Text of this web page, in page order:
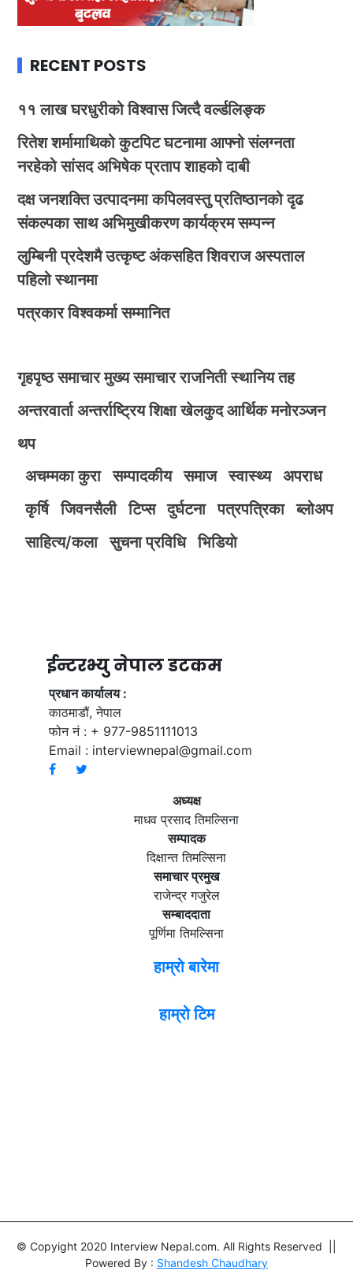
RECENT POSTS
११ लाख घरधुरीको विश्वास जित्दै वर्ल्डलिङ्क
रितेश शर्मामाथिको कुटपिट घटनामा आफ्नो संलग्नता
नरहेको सांसद अभिषेक प्रताप शाहको दाबी
दक्ष जनशक्ति उत्पादनमा कपिलवस्तु प्रतिष्ठानको दृढ
संकल्पका साथ अभिमुखीकरण कार्यक्रम सम्पन्न
लुम्बिनी प्रदेशमै उत्कृष्ट अंकसहित शिवराज अस्पताल
पहिलो स्थानमा
पत्रकार विश्वकर्मा सम्मानित
गृहपृष्ठ समाचार मुख्य समाचार राजनिती स्थानिय तह
अन्तरवार्ता अन्तर्राष्ट्रिय शिक्षा खेलकुद आर्थिक मनोरञ्जन
थप
अचम्मका कुरा
सम्पादकीय समाज स्वास्थ्य
अपराध
कृर्षि
जिवनसैली टिप्स दुर्घटना पत्रपत्रिका
ब्लोअप
साहित्य/कला
सुचना प्रविधि भिडियाे
ईन्टरभ्यु नेपाल डटकम
प्रधान कार्यालय :
काठमाडौं, नेपाल
फोन नं : + 977-9851111013
Email : interviewnepal@gmail.com
अध्यक्ष
माधव प्रसाद तिमल्सिना
सम्पादक
दिक्षान्त तिमल्सिना
समाचार प्रमुख
राजेन्द्र गजुरेल
सम्बाददाता
पूर्णिमा तिमल्सिना
हाम्रो बारेमा
हाम्रो टिम
© Copyight 2020 Interview Nepal.com. All Rights Reserved ||
Powered By : Shandesh Chaudhary